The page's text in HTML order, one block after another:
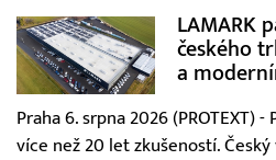
LAMARK
českého
a
Praha 6. srpna 2026 (PROTEXT)
více než 20 let zkušeností.